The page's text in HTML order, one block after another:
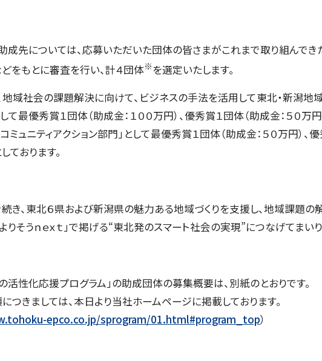
成先については、応募いただいた団体の皆さまがこれまで取り組んで
をもとに審査を行い、計４団体※を選定いたします。
域社会の課題解決に向けて、ビジネスの手法を活用して東北・新潟地
て最優秀賞１団体（助成金：１００万円）、優秀賞１団体（助成金：５０万
ミュニティアクション部門」として最優秀賞１団体（助成金：５０万円）、
ております。
き、東北６県および新潟県の魅力ある地域づくりを支援し、地域課題の
りそうｎｅｘｔ」で掲げる“東北発のスマート社会の実現”につなげてまいり
活性化応援プログラム」の助成団体の募集概要は、別紙のとおりです。
つきましては、本日より当社ホームページに掲載しております。
epco.co.jp/sprogram/01.html#program_top）